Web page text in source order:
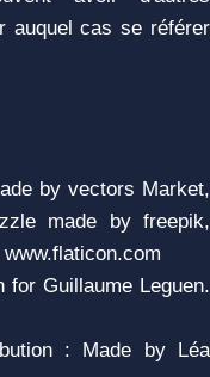
auquel cas se référer
by vectors Market,
made by freepik,
for Guillaume Leguen.
: Made by Léa